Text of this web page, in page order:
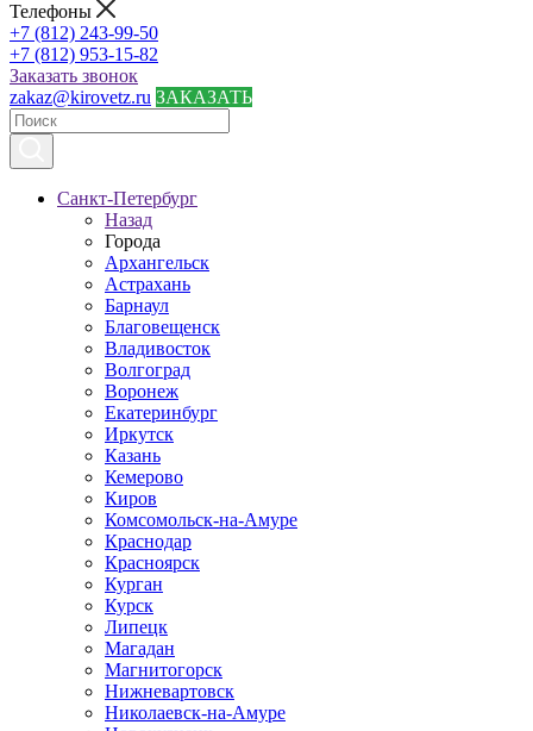
Телефоны
+7 (812) 243-99-50
+7 (812) 953-15-82
Заказать звонок
zakaz@kirovetz.ru ЗАКАЗАТЬ
Санкт-Петербург
Назад
Города
Архангельск
Астрахань
Барнаул
Благовещенск
Владивосток
Волгоград
Воронеж
Екатеринбург
Иркутск
Казань
Кемерово
Киров
Комсомольск-на-Амуре
Краснодар
Красноярск
Курган
Курск
Липецк
Магадан
Магнитогорск
Нижневартовск
Николаевск-на-Амуре